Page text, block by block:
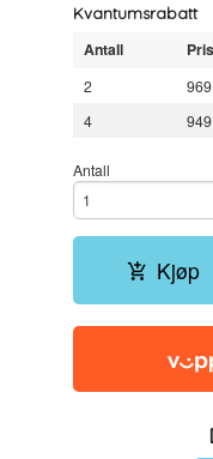
Kvantumsrabatt
Antall
2
4
Antall
Kjøp